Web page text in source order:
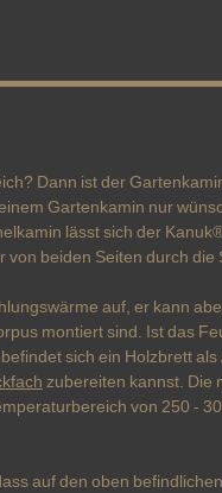
Dann ist der
Gartenkamin nur
lässt sich der
beiden Seiten durch
auf, er kann
montiert sind. Ist das
sich ein Holzbrett
zubereiten kannst. Die
von 250 -
auf den oben